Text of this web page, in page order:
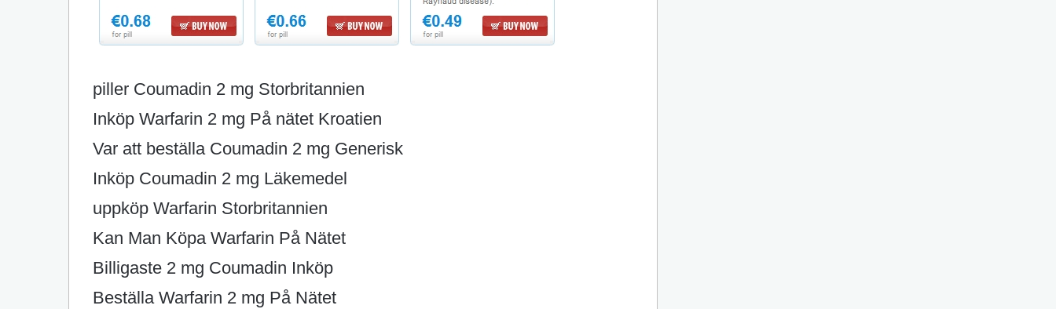
piller Coumadin 2 mg Storbritannien
Inköp Warfarin 2 mg På nätet Kroatien
Var att beställa Coumadin 2 mg Generisk
Inköp Coumadin 2 mg Läkemedel
uppköp Warfarin Storbritannien
Kan Man Köpa Warfarin På Nätet
Billigaste 2 mg Coumadin Inköp
Beställa Warfarin 2 mg På Nätet